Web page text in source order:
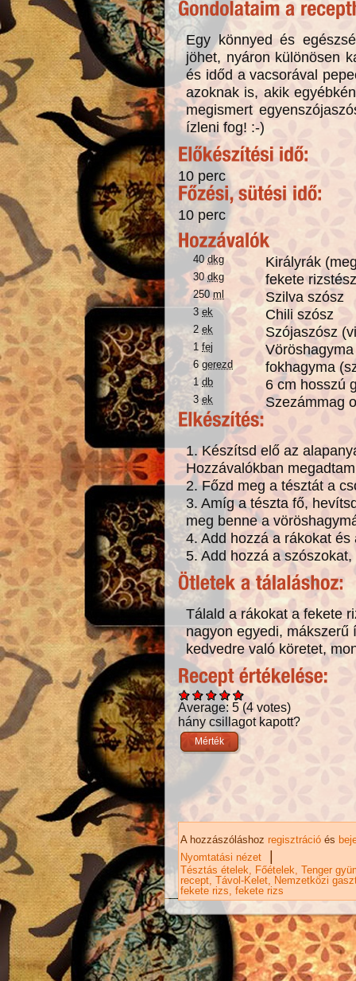
Egy könnyed és
jöhet, nyáron különösen
és időd a vacsorával
azoknak is, akik
megismert
ízleni fog! :-)
10 perc
10 perc
40dkg Királyrák
30dkg fekete
250ml Szilva szósz
3ek Chili szósz
2ek Szójaszósz
1fej
6gerezd fokhagyma
1db 6 cm hosszú
3ek Szezámmag
1. Készítsd elő az
Hozzávalókban
2. Főzd meg a tésztát a
3. Amíg a tészta fő,
meg benne a
4. Add hozzá a rákokat
5. Add hozzá a
Tálald a rákokat a fekete
nagyon egyedi, mákszerű
kedvedre való köretet,
Average: 5 (4 votes)
hány csillagot kapott?
A hozzászóláshoz regisztráció és
Nyomtatási nézet
|
Tésztás ételek Főételek Tenger
recept Távol-Kelet Nemzetközi
fekete rizs fekete rizs